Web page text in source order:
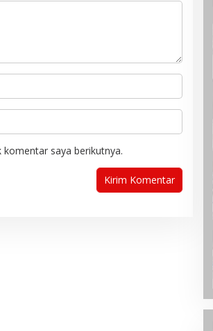
saya berikutnya.